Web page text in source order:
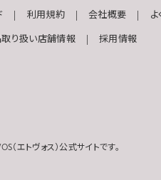
利用規約 会社概要
り扱い店舗情報 採用情報
（エトヴォス）公式サイトです。